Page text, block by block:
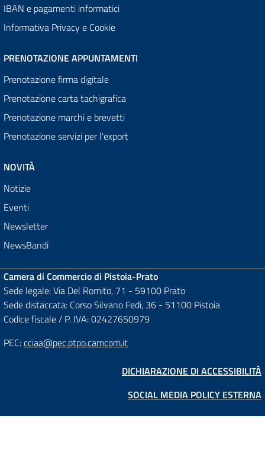
IBAN e pagamenti informatici
Informativa Privacy e Cookie
PRENOTAZIONE APPUNTAMENTI
Prenotazione firma digitale
Prenotazione carta tachigrafica
Prenotazione marchi e brevetti
Prenotazione servizi per l'export
NOVITÀ
Notizie
Eventi
Newsletter
NewsBandi
Camera di Commercio di Pistoia-Prato
Sede legale: Via Del Romito, 71 - 59100 Prato
Sede distaccata: Corso Silvano Fedi, 36 - 51100 Pistoia
Codice fiscale / P. IVA: 02427650979
PEC:cciaa@pec.ptpo.camcom.it
DICHIARAZIONE DI ACCESSIBILITÀ
SOCIAL MEDIA POLICY ESTERNA